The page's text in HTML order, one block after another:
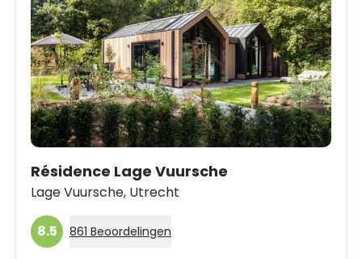
Résidence Lage Vuursche
Lage Vuursche, Utrecht
8.5 861 Beoordelingen